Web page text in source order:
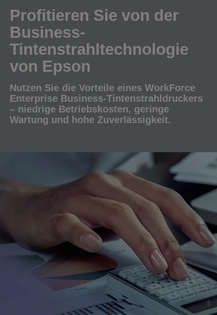
Profitieren Sie von der
Business-
Tintenstrahltechnologie
von Epson
Nutzen Sie die Vorteile eines WorkForce
Enterprise Business-Tintenstrahldruckers
– niedrige Betriebskosten, geringe
Wartung und hohe Zuverlässigkeit.